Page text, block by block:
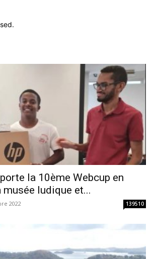
la 10ème Webcup en
musée ludique et...
2022 139510